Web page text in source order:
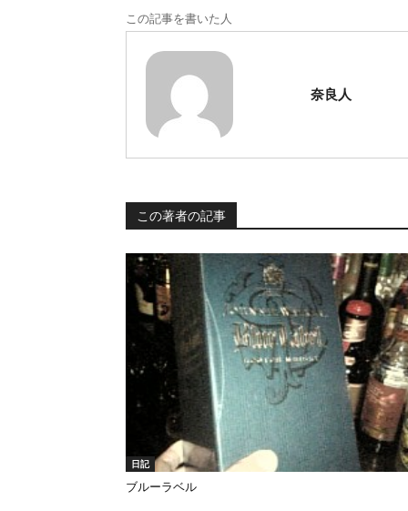
この記事を書いた人
奈良人
この著者の記事
日記
ブルーラベル